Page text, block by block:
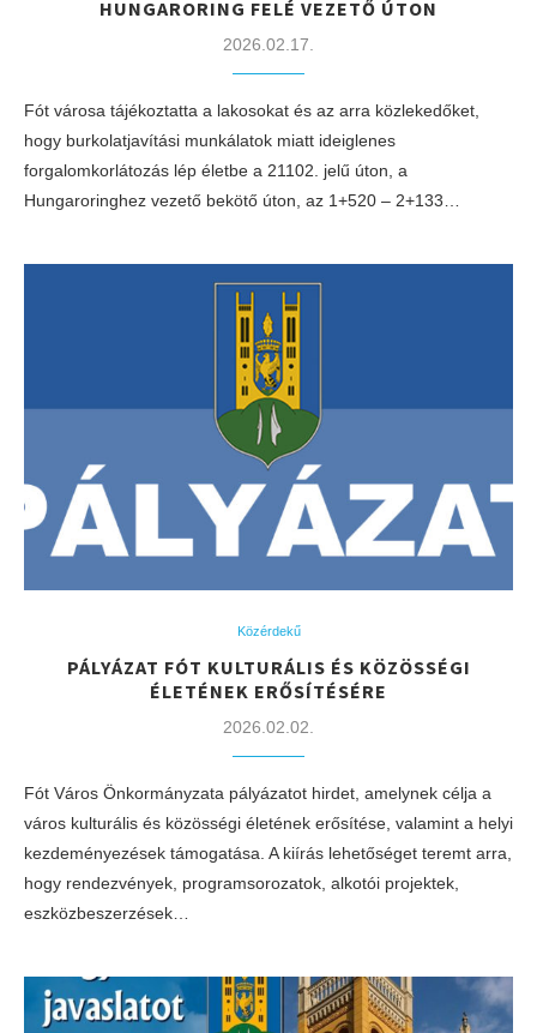
HUNGARORING FELÉ VEZETŐ ÚTON
2026.02.17.
Fót városa tájékoztatta a lakosokat és az arra közlekedőket,
hogy burkolatjavítási munkálatok miatt ideiglenes
forgalomkorlátozás lép életbe a 21102. jelű úton, a
Hungaroringhez vezető bekötő úton, az 1+520 – 2+133…
Közérdekű
PÁLYÁZAT FÓT KULTURÁLIS ÉS KÖZÖSSÉGI
ÉLETÉNEK ERŐSÍTÉSÉRE
2026.02.02.
Fót Város Önkormányzata pályázatot hirdet, amelynek célja a
város kulturális és közösségi életének erősítése, valamint a helyi
kezdeményezések támogatása. A kiírás lehetőséget teremt arra,
hogy rendezvények, programsorozatok, alkotói projektek,
eszközbeszerzések…